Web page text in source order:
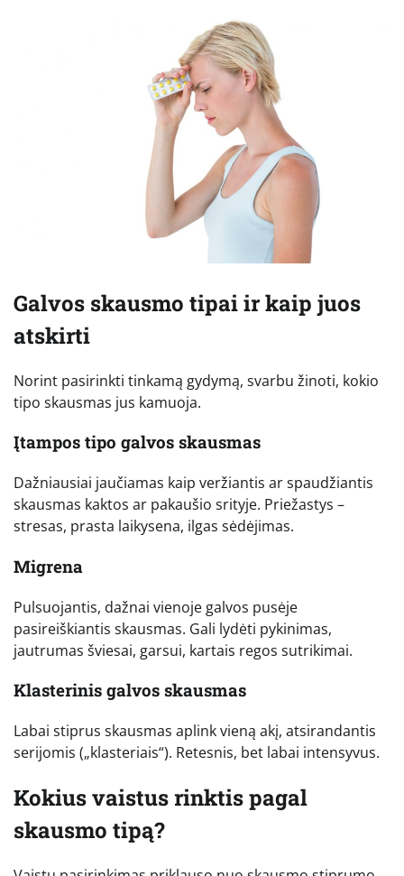
Galvos skausmo tipai ir kaip juos
atskirti
Norint pasirinkti tinkamą gydymą, svarbu žinoti, kokio
tipo skausmas jus kamuoja.
Įtampos tipo galvos skausmas
Dažniausiai jaučiamas kaip veržiantis ar spaudžiantis
skausmas kaktos ar pakaušio srityje. Priežastys –
stresas, prasta laikysena, ilgas sėdėjimas.
Migrena
Pulsuojantis, dažnai vienoje galvos pusėje
pasireiškiantis skausmas. Gali lydėti pykinimas,
jautrumas šviesai, garsui, kartais regos sutrikimai.
Klasterinis galvos skausmas
Labai stiprus skausmas aplink vieną akį, atsirandantis
serijomis („klasteriais“). Retesnis, bet labai intensyvus.
Kokius vaistus rinktis pagal
skausmo tipą?